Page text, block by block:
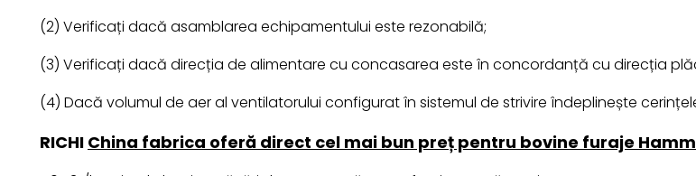
(2) Verificați dacă asamblarea echipamentului este rezonabilă;
(3) Verificați dacă direcția de alimentare cu concasarea este în concordanță cu direcția
(4) Dacă volumul de aer al ventilatorului configurat în sistemul de strivire îndeplinește
RICHI China fabrica oferă direct cel mai bun preț pentru bovine furaje